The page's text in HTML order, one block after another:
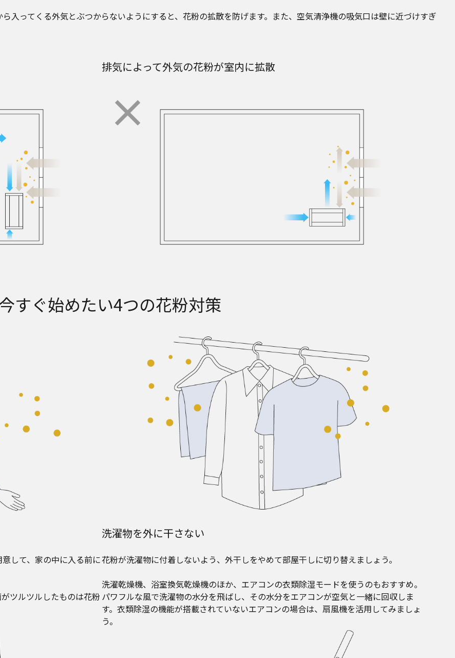
入ってくる外気とぶつからないようにすると、花粉の拡散を防げます。また、空気清浄機の吸気口は壁に近づけすぎ
排気によって外気の花粉が室内に拡散
すぐ始めたい4つの花粉対策
して、家の中に入る前に
ツルツルしたものは花粉
洗濯物を外に干さない
花粉が洗濯物に付着しないよう、外干しをやめて部屋干しに切り替えましょう。
洗濯乾燥機、浴室換気乾燥機のほか、エアコンの衣類除湿モードを使うのもおすすめ。
パワフルな風で洗濯物の水分を飛ばし、その水分をエアコンが空気と一緒に回収しま
す。衣類除湿の機能が搭載されていないエアコンの場合は、扇風機を活用してみましょ
う。